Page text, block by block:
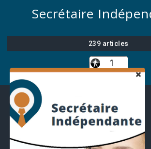
Secrétaire
239 articles